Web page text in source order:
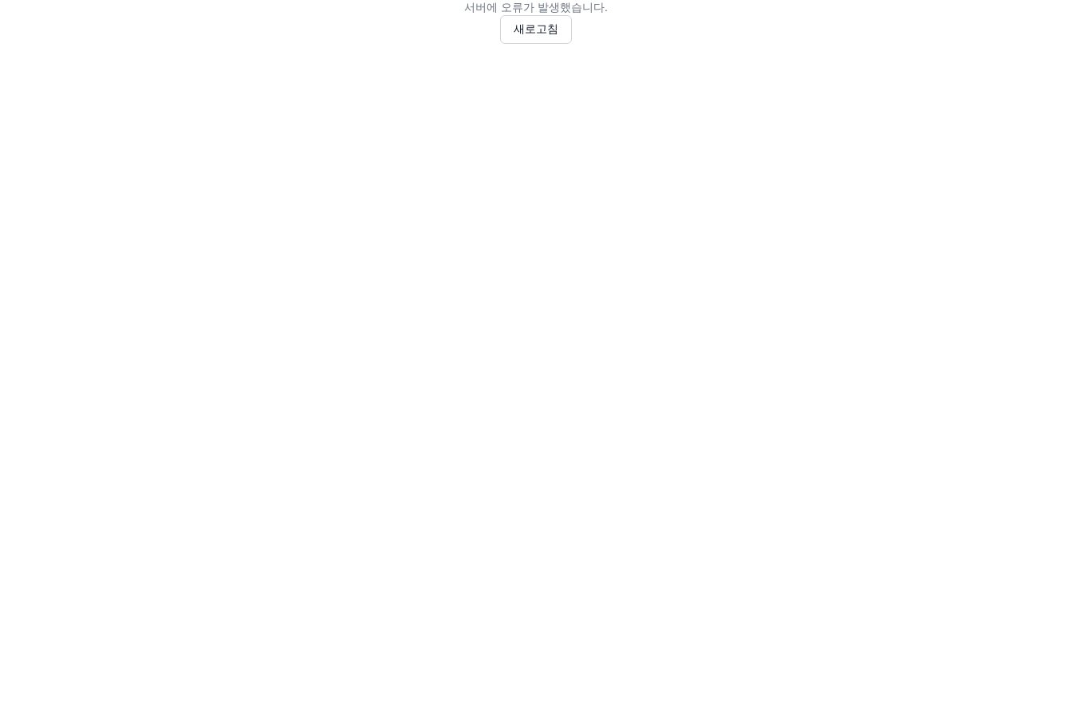
서버에 오류가 발생했습니다.
새로고침